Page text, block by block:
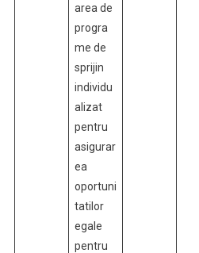
area de
progra
me de
sprijin
individu
alizat
pentru
asigurar
ea
oportuni
tatilor
egale
pentru